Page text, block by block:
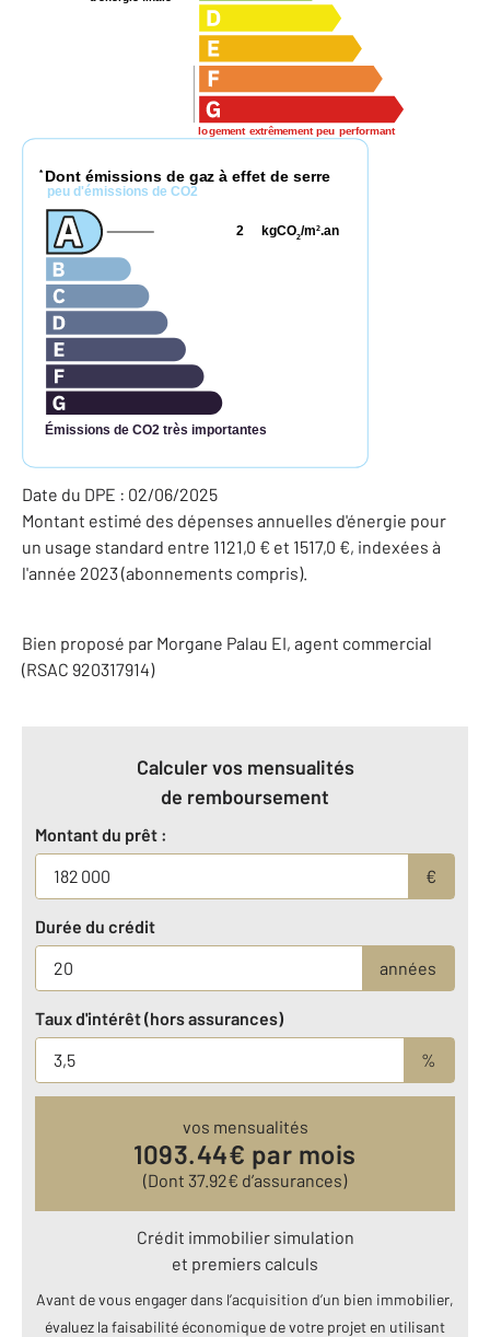
logement extrêmement peu performant
* Dont émissions de gaz à effet de serre
peu d'émissions de CO2
Émissions de CO2 très importantes
kgCO2/m2.an
2
Date du DPE : 02/06/2025
Montant estimé des dépenses annuelles d'énergie pour
un usage standard entre 1121,0 € et 1517,0 €, indexées à
l'année 2023 (abonnements compris).
Bien proposé par Morgane Palau EI, agent commercial
(RSAC 920317914)
Calculer vos mensualités
de remboursement
Montant du prêt :
€
Durée du crédit
années
Taux d'intérêt (hors assurances)
%
vos mensualités
1093.44€ par mois
(Dont 37.92€ d’assurances)
Crédit immobilier simulation
et premiers calculs
Avant de vous engager dans l’acquisition d’un bien immobilier,
évaluez la faisabilité économique de votre projet en utilisant